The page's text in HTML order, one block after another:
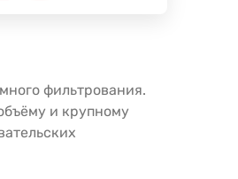
фильтрования.
и крупному